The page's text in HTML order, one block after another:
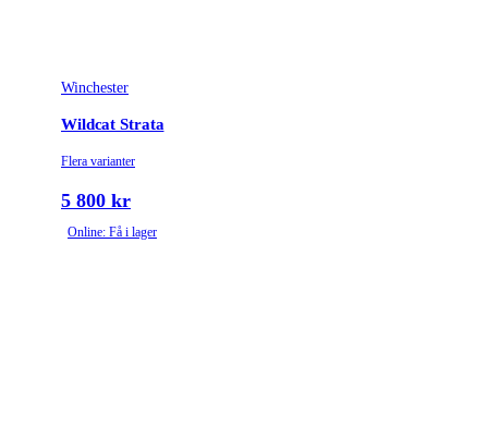
Winchester
Wildcat Strata
Flera varianter
5 800 kr
Online: Få i lager